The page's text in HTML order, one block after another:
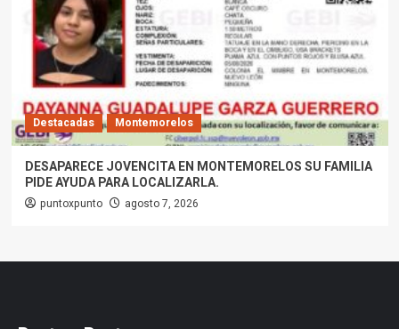
Destacadas Montemorelos
DESAPARECE JOVENCITA EN MONTEMORELOS SU FAMILIA
PIDE AYUDA PARA LOCALIZARLA.
puntoxpunto agosto 7, 2026